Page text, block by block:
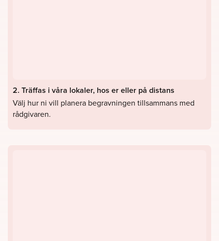
2. Träffas i våra lokaler, hos er eller på distans
Välj hur ni vill planera begravningen tillsammans med
rådgivaren.